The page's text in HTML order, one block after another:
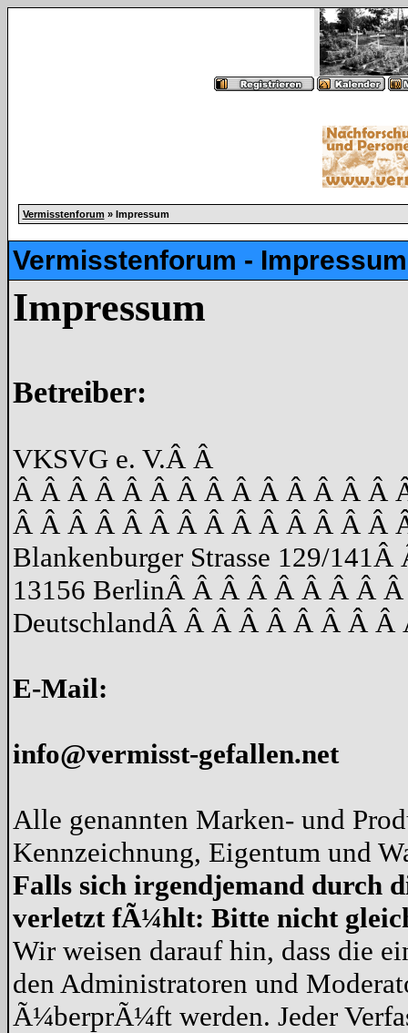
Vermisstenforum » Impressum
Vermisstenforum - Impressum
Impressum
Betreiber:
VKSVG e. V.Â Â
Â Â Â Â Â Â Â Â Â Â Â Â Â Â
Â Â Â Â Â Â Â Â Â Â Â Â Â Â
Blankenburger Strasse 129/141Â
13156 BerlinÂ Â Â Â Â Â Â Â
DeutschlandÂ Â Â Â Â Â Â Â
E-Mail:
info@vermisst-gefallen.net
Alle genannten Marken- und
Kennzeichnung, Eigentum und
Falls sich irgendjemand durch
verletzt fÃ¼hlt: Bitte nicht
Wir weisen darauf hin, dass die
den Administratoren und
Ã¼berprÃ¼ft werden. Jeder